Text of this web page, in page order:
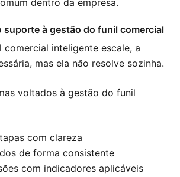
dentro da empresa.
suporte à gestão do funil comercial
comercial inteligente escale, a
mas ela não resolve sozinha.
voltados à gestão do funil
com clareza
de forma consistente
com indicadores aplicáveis